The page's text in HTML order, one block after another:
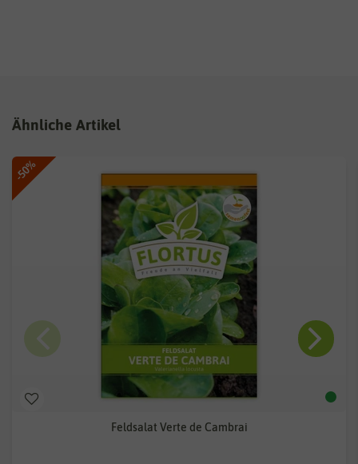
Ähnliche Artikel
-50%
Feldsalat Verte de Cambrai